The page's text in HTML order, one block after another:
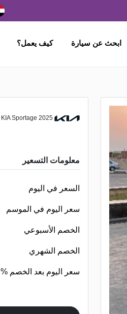
ابحث عن سيارة كيف يعمل؟
معلومات التسعير
السعر في اليوم
سعر اليوم في الموسم
الخصم الأسبوعي
الخصم الشهري
سعر اليوم بعد الخصم %